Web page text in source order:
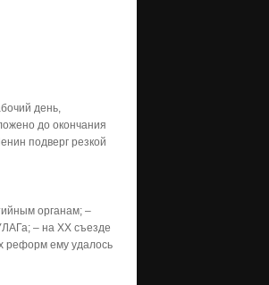
день,
до окончания
подверг резкой
органам; –
– на ХХ съезде
реформ ему удалось